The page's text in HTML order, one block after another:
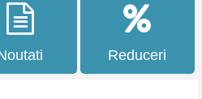
Reduceri